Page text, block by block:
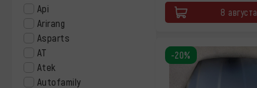
Api
Arirang
Asparts
AT
Atek
Autofamily
8 августа
-20%